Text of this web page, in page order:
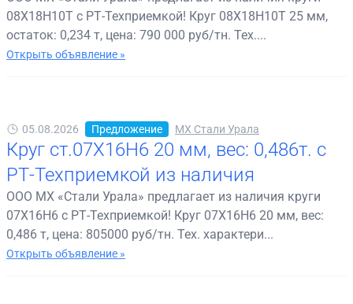
08Х18Н10Т с РТ-Техприемкой! Круг 08Х18Н10Т 25 мм,
остаток: 0,234 т, цена: 790 000 руб/тн. Тех....
Открыть объявление »
05.08.2026 Предложение МХ Стали Урала
Круг ст.07Х16Н6 20 мм, вес: 0,486т. с
РТ-Техприемкой из наличия
ООО МХ «Стали Урала» предлагает из наличия круги
07Х16Н6 с РТ-Техприемкой! Круг 07Х16Н6 20 мм, вес:
0,486 т, цена: 805000 руб/тн. Тех. характери...
Открыть объявление »